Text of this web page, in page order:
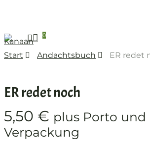
main
content
search
0
Start
Andachtsbuch ER redet
ER redet noch
5,50 € plus Porto und
Verpackung